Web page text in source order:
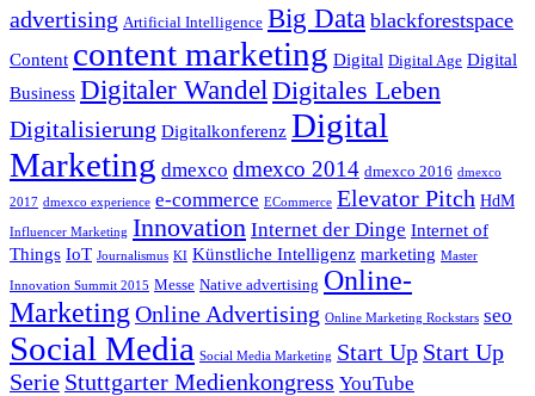
advertising Artificial Intelligence Big Data blackforestspace
Content content marketing Digital Digital Age Digital
Business Digitaler Wandel Digitales Leben
Digitalisierung Digitalkonferenz Digital
Marketing dmexco dmexco 2014 dmexco 2016 dmexco
2017 dmexco experience e-commerce ECommerce Elevator Pitch HdM
Influencer Marketing Innovation Internet der Dinge Internet of
Things IoT Journalismus KI Künstliche Intelligenz marketing Master
Innovation Summit 2015 Messe Native advertising Online-
Marketing Online Advertising Online Marketing Rockstars seo
Social Media Social Media Marketing Start Up Start Up
Serie Stuttgarter Medienkongress YouTube